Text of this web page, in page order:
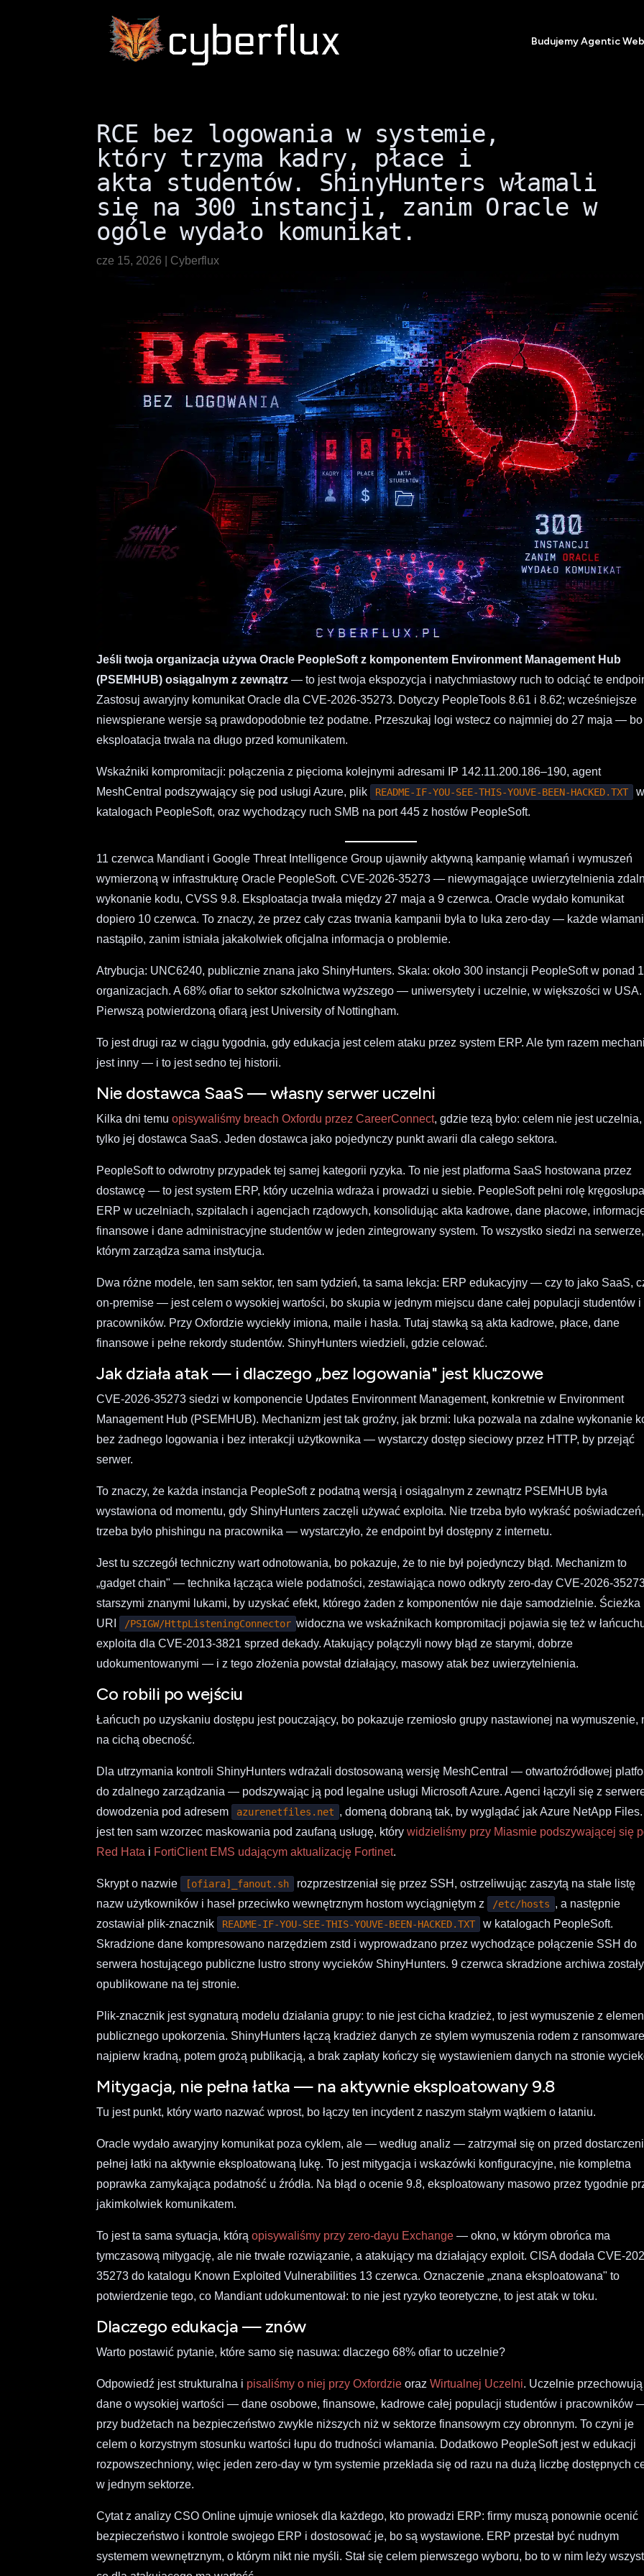
Budujemy Agentic Web
RCE bez logowania w systemie,
który trzyma kadry, płace i
akta studentów. ShinyHunters włamali
się na 300 instancji, zanim Oracle w
ogóle wydało komunikat.
cze 15, 2026 Cyberflux
Jeśli twoja organizacja używa Oracle PeopleSoft z komponentem Environment Management Hub
(PSEMHUB) osiągalnym z zewnątrz — to jest twoja ekspozycja i natychmiastowy ruch to odciąć te
Zastosuj awaryjny komunikat Oracle dla CVE-2026-35273. Dotyczy PeopleTools 8.61 i 8.62; wcześniejsze
niewspierane wersje są prawdopodobnie też podatne. Przeszukaj logi wstecz co najmniej do 27 maja — bo
eksploatacja trwała na długo przed komunikatem.
Wskaźniki kompromitacji: połączenia z pięcioma kolejnymi adresami IP 142.11.200.186–190, agent
MeshCentral podszywający się pod usługi Azure, plik
README-IF-YOU-SEE-THIS-YOUVE-BEEN-HACKED.TXT
w
katalogach PeopleSoft, oraz wychodzący ruch SMB na port 445 z hostów PeopleSoft.
11 czerwca Mandiant i Google Threat Intelligence Group ujawniły aktywną kampanię włamań i wymuszeń
wymierzoną w infrastrukturę Oracle PeopleSoft. CVE-2026-35273 — niewymagające uwierzytelnienia
wykonanie kodu, CVSS 9.8. Eksploatacja trwała między 27 maja a 9 czerwca. Oracle wydało komunikat
dopiero 10 czerwca. To znaczy, że przez cały czas trwania kampanii była to luka zero-day — każde
nastąpiło, zanim istniała jakakolwiek oficjalna informacja o problemie.
Atrybucja: UNC6240, publicznie znana jako ShinyHunters. Skala: około 300 instancji PeopleSoft w ponad
organizacjach. A 68% ofiar to sektor szkolnictwa wyższego — uniwersytety i uczelnie, w większości w USA.
Pierwszą potwierdzoną ofiarą jest University of Nottingham.
To jest drugi raz w ciągu tygodnia, gdy edukacja jest celem ataku przez system ERP. Ale tym razem
jest inny — i to jest sedno tej historii.
Nie dostawca SaaS — własny serwer uczelni
Kilka dni temuopisywaliśmy breach Oxfordu przez CareerConnect, gdzie tezą było: celem nie jest uczelnia,
tylko jej dostawca SaaS. Jeden dostawca jako pojedynczy punkt awarii dla całego sektora.
PeopleSoft to odwrotny przypadek tej samej kategorii ryzyka. To nie jest platforma SaaS hostowana przez
dostawcę — to jest system ERP, który uczelnia wdraża i prowadzi u siebie. PeopleSoft pełni rolę kręgosłupa
ERP w uczelniach, szpitalach i agencjach rządowych, konsolidując akta kadrowe, dane płacowe,
finansowe i dane administracyjne studentów w jeden zintegrowany system. To wszystko siedzi na serwerze,
którym zarządza sama instytucja.
Dwa różne modele, ten sam sektor, ten sam tydzień, ta sama lekcja: ERP edukacyjny — czy to jako SaaS,
on-premise — jest celem o wysokiej wartości, bo skupia w jednym miejscu dane całej populacji studentów i
pracowników. Przy Oxfordzie wyciekły imiona, maile i hasła. Tutaj stawką są akta kadrowe, płace, dane
finansowe i pełne rekordy studentów. ShinyHunters wiedzieli, gdzie celować.
Jak działa atak — i dlaczego „bez logowania" jest kluczowe
CVE-2026-35273 siedzi w komponencie Updates Environment Management, konkretnie w Environment
Management Hub (PSEMHUB). Mechanizm jest tak groźny, jak brzmi: luka pozwala na zdalne wykonanie
bez żadnego logowania i bez interakcji użytkownika — wystarczy dostęp sieciowy przez HTTP, by przejąć
serwer.
To znaczy, że każda instancja PeopleSoft z podatną wersją i osiągalnym z zewnątrz PSEMHUB była
wystawiona od momentu, gdy ShinyHunters zaczęli używać exploita. Nie trzeba było wykraść
trzeba było phishingu na pracownika — wystarczyło, że endpoint był dostępny z internetu.
Jest tu szczegół techniczny wart odnotowania, bo pokazuje, że to nie był pojedynczy błąd. Mechanizm to
„gadget chain" — technika łącząca wiele podatności, zestawiająca nowo odkryty zero-day CVE-2026-
starszymi znanymi lukami, by uzyskać efekt, którego żaden z komponentów nie daje samodzielnie. Ścieżka
URI
/PSIGW/HttpListeningConnector widoczna we wskaźnikach kompromitacji pojawia się też w
exploita dla CVE-2013-3821 sprzed dekady. Atakujący połączyli nowy błąd ze starymi, dobrze
udokumentowanymi — i z tego złożenia powstał działający, masowy atak bez uwierzytelnienia.
Co robili po wejściu
Łańcuch po uzyskaniu dostępu jest pouczający, bo pokazuje rzemiosło grupy nastawionej na wymuszenie,
na cichą obecność.
Dla utrzymania kontroli ShinyHunters wdrażali dostosowaną wersję MeshCentral — otwartoźródłowej
do zdalnego zarządzania — podszywając ją pod legalne usługi Microsoft Azure. Agenci łączyli się z
dowodzenia pod adresem
azurenetfiles.net , domeną dobraną tak, by wyglądać jak Azure NetApp Files.
jest ten sam wzorzec maskowania pod zaufaną usługę, którywidzieliśmy przy Miasmie podszywającej się
Red Hata i FortiClient EMS udającym aktualizację Fortinet.
Skrypt o nazwie [ofiara]_fanout.sh
rozprzestrzeniał się przez SSH, ostrzeliwując zaszytą na stałe listę
nazw użytkowników i haseł przeciwko wewnętrznym hostom wyciągniętym z
/etc/hosts , a następnie
zostawiał plik-znacznik
README-IF-YOU-SEE-THIS-YOUVE-BEEN-HACKED.TXT
w katalogach PeopleSoft.
Skradzione dane kompresowano narzędziem zstd i wyprowadzano przez wychodzące połączenie SSH do
serwera hostującego publiczne lustro strony wycieków ShinyHunters. 9 czerwca skradzione archiwa zostały
opublikowane na tej stronie.
Plik-znacznik jest sygnaturą modelu działania grupy: to nie jest cicha kradzież, to jest wymuszenie z
publicznego upokorzenia. ShinyHunters łączą kradzież danych ze stylem wymuszenia rodem z
najpierw kradną, potem grożą publikacją, a brak zapłaty kończy się wystawieniem danych na stronie
Mitygacja, nie pełna łatka — na aktywnie eksploatowany 9.8
Tu jest punkt, który warto nazwać wprost, bo łączy ten incydent z naszym stałym wątkiem o łataniu.
Oracle wydało awaryjny komunikat poza cyklem, ale — według analiz — zatrzymał się on przed
pełnej łatki na aktywnie eksploatowaną lukę. To jest mitygacja i wskazówki konfiguracyjne, nie kompletna
poprawka zamykająca podatność u źródła. Na błąd o ocenie 9.8, eksploatowany masowo przez tygodnie
jakimkolwiek komunikatem.
To jest ta sama sytuacja, którąopisywaliśmy przy zero-dayu Exchange — okno, w którym obrońca ma
tymczasową mitygację, ale nie trwałe rozwiązanie, a atakujący ma działający exploit. CISA dodała CVE-
35273 do katalogu Known Exploited Vulnerabilities 13 czerwca. Oznaczenie „znana eksploatowana" to
potwierdzenie tego, co Mandiant udokumentował: to nie jest ryzyko teoretyczne, to jest atak w toku.
Dlaczego edukacja — znów
Warto postawić pytanie, które samo się nasuwa: dlaczego 68% ofiar to uczelnie?
Odpowiedź jest strukturalna i pisaliśmy o niej przy Oxfordzie orazWirtualnej Uczelni. Uczelnie przechowują
dane o wysokiej wartości — dane osobowe, finansowe, kadrowe całej populacji studentów i pracowników
przy budżetach na bezpieczeństwo zwykle niższych niż w sektorze finansowym czy obronnym. To czyni je
celem o korzystnym stosunku wartości łupu do trudności włamania. Dodatkowo PeopleSoft jest w edukacji
rozpowszechniony, więc jeden zero-day w tym systemie przekłada się od razu na dużą liczbę dostępnych
w jednym sektorze.
Cytat z analizy CSO Online ujmuje wniosek dla każdego, kto prowadzi ERP: firmy muszą ponownie ocenić
bezpieczeństwo i kontrole swojego ERP i dostosować je, bo są wystawione. ERP przestał być nudnym
systemem wewnętrznym, o którym nikt nie myśli. Stał się celem pierwszego wyboru, bo to w nim leży